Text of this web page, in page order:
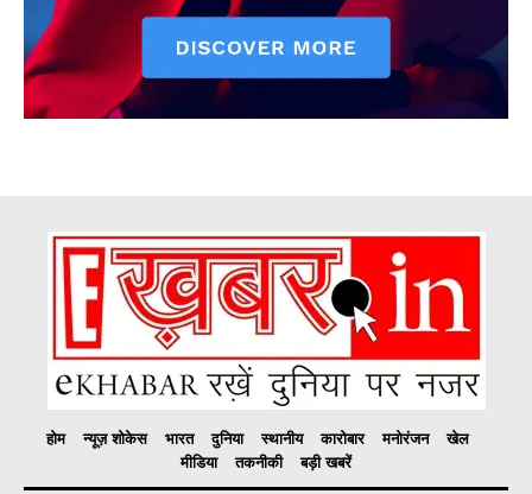
होम न्यूज़ शोकेस भारत दुनिया स्थानीय कारोबार मनोरंजन
खेल
मीडिया
तकनीकी बड़ी खबरें